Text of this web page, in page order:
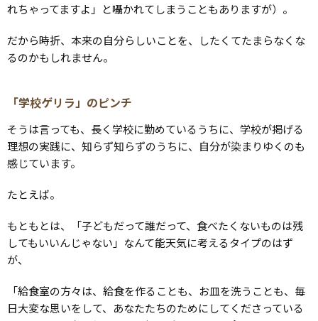
れちゃってますよ」と囁かれてしまうこともありますが）。
だから時折、本来の自分らしいことを、したくてたまらなくな
るのかもしれません。
「学校ゲリラ」のピンチ
そうは言っても、長く学校に勤めているうちに、学校が掲げる
理想の実践に、知らず知らずのうちに、自分が染まりゆくのも
感じています。
たとえば。
もともとは、「子どもだって誰だって、食べたくないものは残
してもいいんじゃない」なんて能天気に考えるタイプのはず
が、
「給食室の方々は、給食を作ることも、お皿を洗うことも、毎
日大変な思いをして、あなたたちのためにしてくださっている